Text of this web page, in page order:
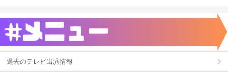
過去のテレビ出演情報